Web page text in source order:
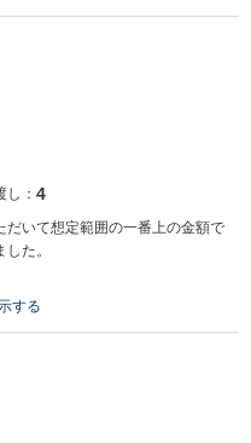
し： 4
いて想定範囲の一番上の金額で
た。
する